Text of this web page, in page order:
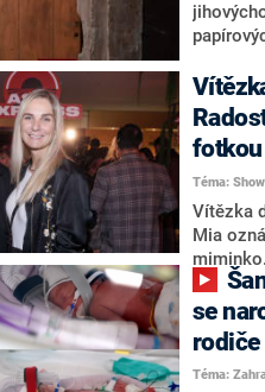
doma
sdělila
fotkou
Téma:
Vítězka
Mia
se
Téma: